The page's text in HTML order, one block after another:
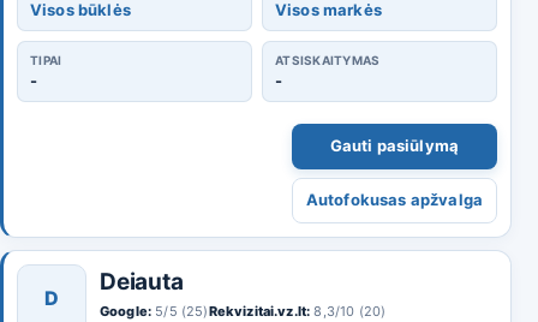
Visos būklės Visos markės
TIPAI
-
ATSISKAITYMAS
-
Gauti pasiūlymą
Autofokusas apžvalga
D
Deiauta
Google: 5/5 (25)Rekvizitai.vz.lt: 8,3/10 (20)